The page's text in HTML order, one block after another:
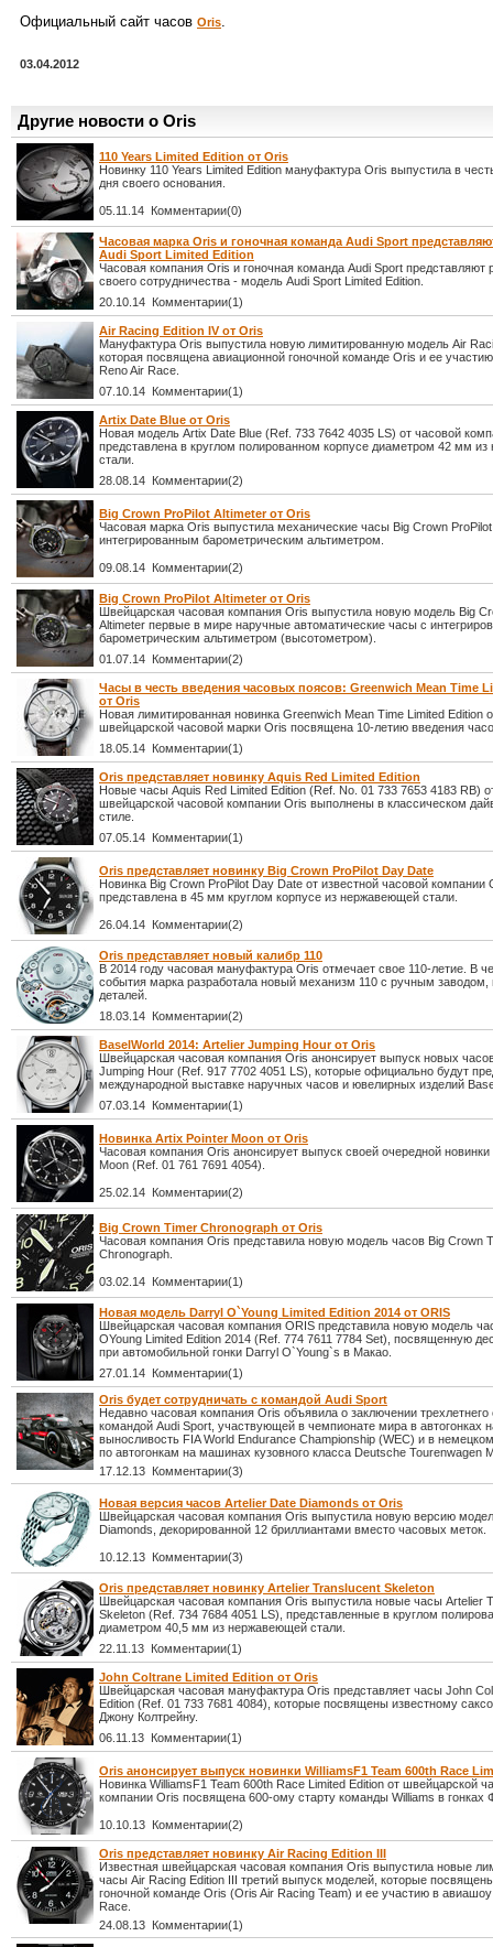
Официальный сайт часов Oris.
03.04.2012
Другие новости о Oris
110 Years Limited Edition от Oris
Новинку 110 Years Limited Edition мануфактура Oris выпустила в
дня своего основания.
05.11.14 Комментарии(0)
Часовая марка Oris и гоночная команда Audi Sport
Audi Sport Limited Edition
Часовая компания Oris и гоночная команда Audi Sport представляют
своего сотрудничества - модель Audi Sport Limited Edition.
20.10.14 Комментарии(1)
Air Racing Edition IV от Oris
Мануфактура Oris выпустила новую лимитированную модель Air
которая посвящена авиационной гоночной команде Oris и ее
Reno Air Race.
07.10.14 Комментарии(1)
Artix Date Blue от Oris
Новая модель Artix Date Blue (Ref. 733 7642 4035 LS) от часовой
представлена в круглом полированном корпусе диаметром 42 мм
стали.
28.08.14 Комментарии(2)
Big Crown ProPilot Altimeter от Oris
Часовая марка Oris выпустила механические часы Big Crown ProPilot
интегрированным барометрическим альтиметром.
09.08.14 Комментарии(2)
Big Crown ProPilot Altimeter от Oris
Швейцарская часовая компания Oris выпустила новую модель Big
Altimeter первые в мире наручные автоматические часы с
барометрическим альтиметром (высотометром).
01.07.14 Комментарии(2)
Часы в честь введения часовых поясов: Greenwich Mean Time
от Oris
Новая лимитированная новинка Greenwich Mean Time Limited Edition
швейцарской часовой марки Oris посвящена 10-летию введения
18.05.14 Комментарии(1)
Oris представляет новинку Aquis Red Limited Edition
Новые часы Aquis Red Limited Edition (Ref. No. 01 733 7653 4183 RB)
швейцарской часовой компании Oris выполнены в классическом
стиле.
07.05.14 Комментарии(1)
Oris представляет новинку Big Crown ProPilot Day Date
Новинка Big Crown ProPilot Day Date от известной часовой компании
представлена в 45 мм круглом корпусе из нержавеющей стали.
26.04.14 Комментарии(2)
Oris представляет новый калибр 110
В 2014 году часовая мануфактура Oris отмечает свое 110-летие. В
события марка разработала новый механизм 110 с ручным заводом,
деталей.
18.03.14 Комментарии(2)
BaselWorld 2014: Artelier Jumping Hour от Oris
Швейцарская часовая компания Oris анонсирует выпуск новых
Jumping Hour (Ref. 917 7702 4051 LS), которые официально будут
международной выставке наручных часов и ювелирных изделий
07.03.14 Комментарии(1)
Новинка Artix Pointer Moon от Oris
Часовая компания Oris анонсирует выпуск своей очередной новинки
Moon (Ref. 01 761 7691 4054).
25.02.14 Комментарии(2)
Big Crown Timer Chronograph от Oris
Часовая компания Oris представила новую модель часов Big Crown
Chronograph.
03.02.14 Комментарии(1)
Новая модель Darryl O`Young Limited Edition 2014 от ORIS
Швейцарская часовая компания ORIS представила новую модель
OYoung Limited Edition 2014 (Ref. 774 7611 7784 Set), посвященную
при автомобильной гонки Darryl O`Young`s в Макао.
27.01.14 Комментарии(1)
Oris будет сотрудничать с командой Audi Sport
Недавно часовая компания Oris объявила о заключении трехлетнего
командой Audi Sport, участвующей в чемпионате мира в автогонках
выносливость FIA World Endurance Championship (WEC) и в
по автогонкам на машинах кузовного класса Deutsche Tourenwagen
17.12.13 Комментарии(3)
Новая версия часов Artelier Date Diamonds от Oris
Швейцарская часовая компания Oris выпустила новую версию
Diamonds, декорированной 12 бриллиантами вместо часовых меток.
10.12.13 Комментарии(3)
Oris представляет новинку Artelier Translucent Skeleton
Швейцарская часовая компания Oris выпустила новые часы Artelier
Skeleton (Ref. 734 7684 4051 LS), представленные в круглом
диаметром 40,5 мм из нержавеющей стали.
22.11.13 Комментарии(1)
John Coltrane Limited Edition от Oris
Швейцарская часовая мануфактура Oris представляет часы John
Edition (Ref. 01 733 7681 4084), которые посвящены известному
Джону Колтрейну.
06.11.13 Комментарии(1)
Oris анонсирует выпуск новинки WilliamsF1 Team 600th Race
Новинка WilliamsF1 Team 600th Race Limited Edition от швейцарской
компании Oris посвящена 600-ому старту команды Williams в гонках
10.10.13 Комментарии(2)
Oris представляет новинку Air Racing Edition III
Известная швейцарская часовая компания Oris выпустила новые
часы Air Racing Edition III третий выпуск моделей, которые
гоночной команде Oris (Oris Air Racing Team) и ее участию в
Race.
24.08.13 Комментарии(1)